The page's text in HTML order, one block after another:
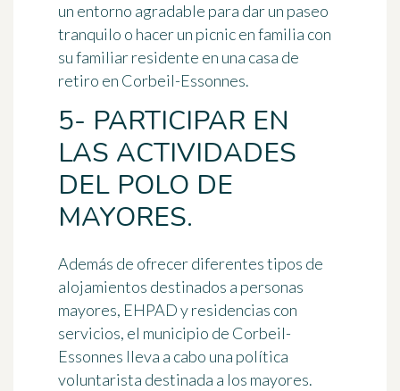
un entorno agradable para dar un paseo
tranquilo o hacer un picnic en familia con
su familiar residente en una casa de
retiro en Corbeil-Essonnes.
5- PARTICIPAR EN
LAS ACTIVIDADES
DEL POLO DE
MAYORES.
Además de ofrecer diferentes tipos de
alojamientos destinados a personas
mayores, EHPAD y residencias con
servicios, el municipio de Corbeil-
Essonnes lleva a cabo una política
voluntarista destinada a los mayores.